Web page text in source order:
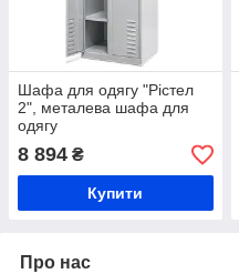
Шафа для одягу "Рістел
2", металева шафа для
одягу
8 894 ₴
Купити
Про нас